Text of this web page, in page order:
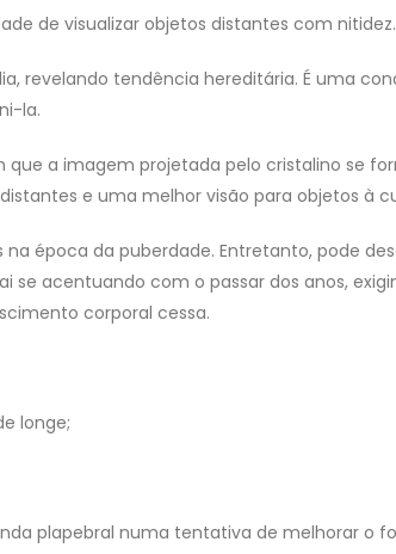
de visualizar objetos distantes com nitidez.
revelando tendência hereditária. É uma
la.
que a imagem projetada pelo cristalino se
e uma melhor visão para objetos à
época da puberdade. Entretanto, pode
se acentuando com o passar dos anos,
corporal cessa.
longe;
plapebral numa tentativa de melhorar o